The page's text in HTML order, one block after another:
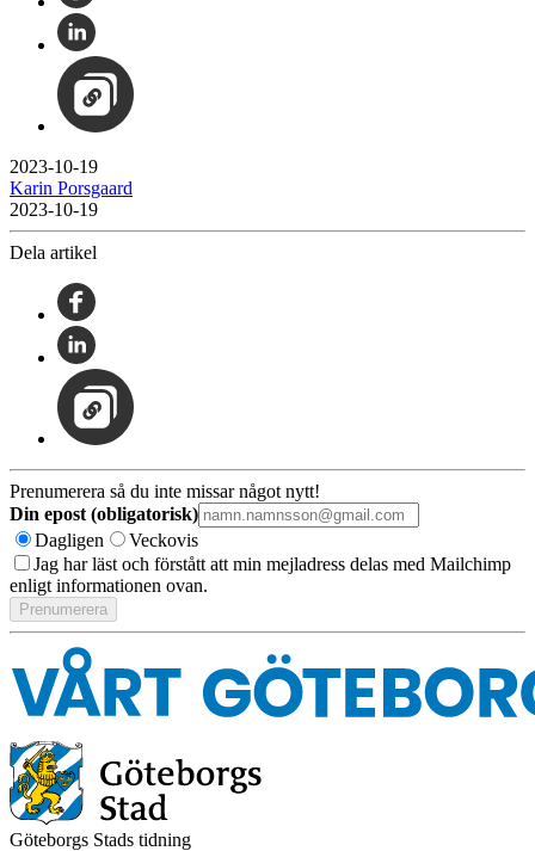
2023-10-19
Karin Porsgaard
2023-10-19
Dela artikel
Prenumerera så du inte missar något nytt!
Din epost (obligatorisk)
Dagligen
Veckovis
Jag har läst och förstått att min mejladress delas med Mailchimp
enligt informationen ovan.
Göteborgs Stads tidning